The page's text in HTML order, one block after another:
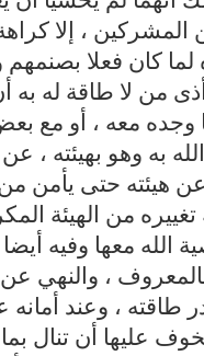
المشركين ، إلا
لما كان فعلا
لا طاقة له به أن
معه ، أو مع
به وهو بهيئته ،
هيئته حتى يأمن
من الهيئة
الله معها وفيه
، والنهي عن
، وعند أمانه
عليها أن تنال